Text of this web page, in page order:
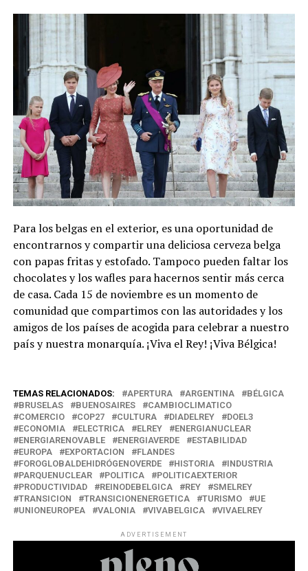
Para los belgas en el exterior, es una oportunidad de
encontrarnos y compartir una deliciosa cerveza belga
con papas fritas y estofado. Tampoco pueden faltar los
chocolates y los wafles para hacernos sentir más cerca
de casa. Cada 15 de noviembre es un momento de
comunidad que compartimos con las autoridades y los
amigos de los países de acogida para celebrar a nuestro
país y nuestra monarquía. ¡Viva el Rey! ¡Viva Bélgica!
TEMAS RELACIONADOS: APERTURA ARGENTINA
BÉLGICA
BRUSELAS
BUENOSAIRES
CAMBIOCLIMATICO
COMERCIO
COP27 CULTURA DIADELREY
DOEL3
ECONOMIA
ELECTRICA ELREY
ENERGIANUCLEAR
ENERGIARENOVABLE
ENERGIAVERDE
ESTABILIDAD
EUROPA
EXPORTACION
FLANDES
FOROGLOBALDEHIDRÓGENOVERDE
HISTORIA
INDUSTRIA
PARQUENUCLEAR
POLITICA
POLITICAEXTERIOR
PRODUCTIVIDAD
REINODEBELGICA REY
SMELREY
TRANSICION
TRANSICIONENERGETICA TURISMO
UE
UNIONEUROPEA
VALONIA VIVABELGICA VIVAELREY
ADVERTISEMENT